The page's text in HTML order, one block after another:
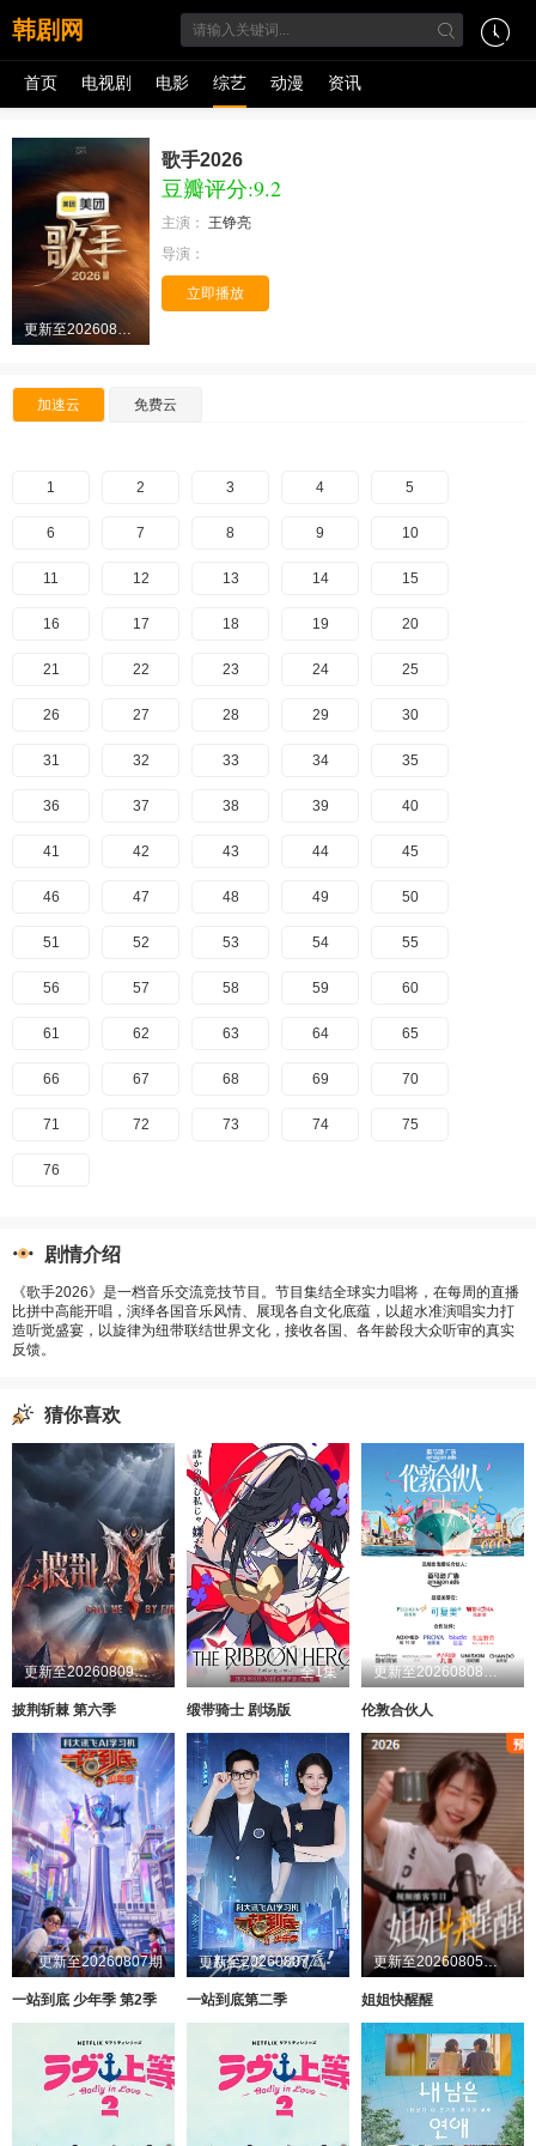
韩剧网
首页 电视剧 电影 综艺 动漫 资讯
歌手2026
豆瓣评分:9.2
主演：
王铮亮
导演：
立即播放
加速云 免费云
1 2 3 4 5
6 7 8 9 10
11 12 13 14 15
16 17 18 19 20
21 22 23 24 25
26 27 28 29 30
31 32 33 34 35
36 37 38 39 40
41 42 43 44 45
46 47 48 49 50
51 52 53 54 55
56 57 58 59 60
61 62 63 64 65
66 67 68 69 70
71 72 73 74 75
76
剧情介绍
《歌手2026》是一档音乐交流竞技节目。节目集结全球实力唱将，在每周的直播
比拼中高能开唱，演绎各国音乐风情、展现各自文化底蕴，以超水准演唱实力打
造听觉盛宴，以旋律为纽带联结世界文化，接收各国、各年龄段大众听审的真实
反馈。
猜你喜欢
更新至20260809超前企划第2期
披荆斩棘 第六季
全1集
缎带骑士 剧场版
更新至20260808第1期
伦敦合伙人
更新至20260807期
一站到底 少年季 第2季
更新至20260807第1期
一站到底第二季
更新至20260805第1期加更
姐姐快醒醒